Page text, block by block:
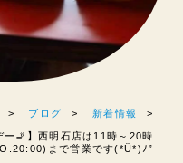
ブログ 新着情報
🚬】西明石店は11時～20時
まで営業です(*Ü*)ﾉ”